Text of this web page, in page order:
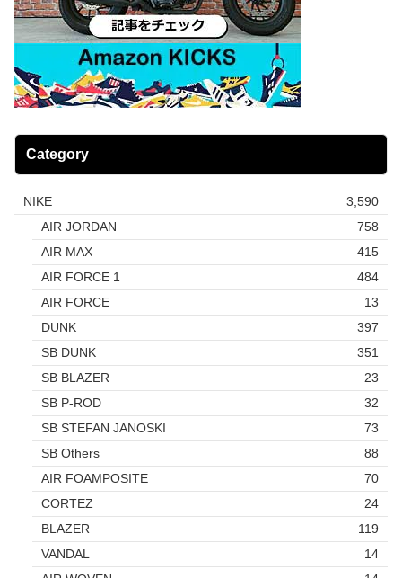
Category
NIKE
3,590
AIR JORDAN
758
AIR MAX
415
AIR FORCE 1
484
AIR FORCE
13
DUNK
397
SB DUNK
351
SB BLAZER
23
SB P-ROD
32
SB STEFAN JANOSKI
73
SB Others
88
AIR FOAMPOSITE
70
CORTEZ
24
BLAZER
119
VANDAL
14